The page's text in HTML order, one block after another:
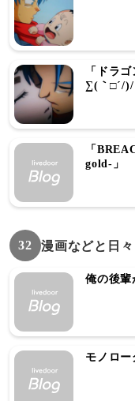
「ドラ
∑(｀□´/)/
「
gold-」
32 漫画などと日々
俺の後輩
モノロ